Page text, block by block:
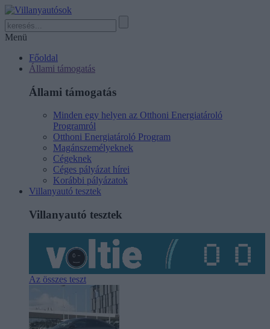
Menü
Főoldal
Állami támogatás
Állami támogatás
Minden egy helyen az Otthoni Energiatároló
Programról
Otthoni Energiatároló Program
Magánszemélyeknek
Cégeknek
Céges pályázat hírei
Korábbi pályázatok
Villanyautó tesztek
Villanyautó tesztek
Az összes teszt